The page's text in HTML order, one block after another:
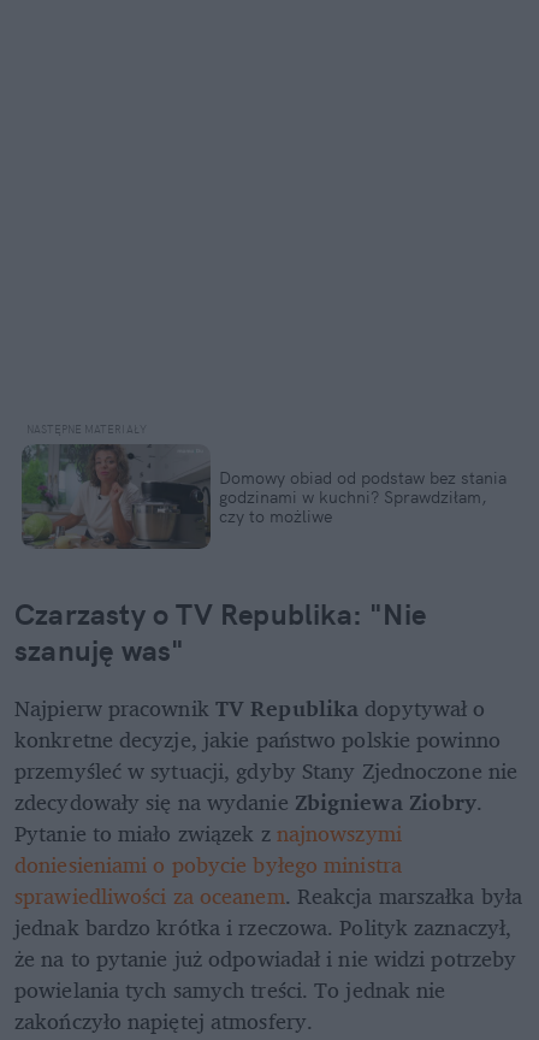
Domowy obiad od podstaw bez stania
godzinami w kuchni? Sprawdziłam,
czy to możliwe
Czarzasty o TV Republika: "Nie
szanuję was"
Najpierw pracownik TV Republika dopytywał o
konkretne decyzje, jakie państwo polskie powinno
przemyśleć w sytuacji, gdyby Stany Zjednoczone nie
zdecydowały się na wydanie Zbigniewa Ziobry.
Pytanie to miało związek z najnowszymi
doniesieniami o pobycie byłego ministra
sprawiedliwości za oceanem. Reakcja marszałka była
jednak bardzo krótka i rzeczowa. Polityk zaznaczył,
że na to pytanie już odpowiadał i nie widzi potrzeby
powielania tych samych treści. To jednak nie
zakończyło napiętej atmosfery.